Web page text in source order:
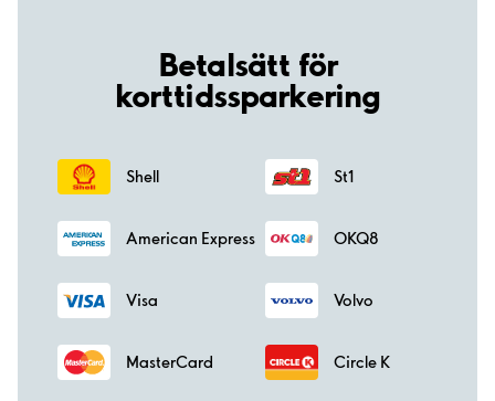
Betalsätt för
korttidssparkering
Shell St1
American Express OKQ8
Visa Volvo
MasterCard Circle K